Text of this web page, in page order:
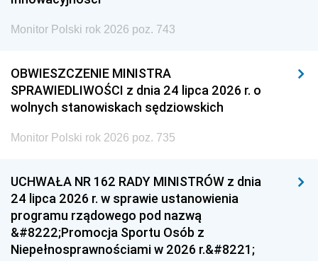
Monitor Polski rok 2026 poz. 743
OBWIESZCZENIE MINISTRA
SPRAWIEDLIWOŚCI z dnia 24 lipca 2026 r. o
wolnych stanowiskach sędziowskich
Monitor Polski rok 2026 poz. 735
UCHWAŁA NR 162 RADY MINISTRÓW z dnia
24 lipca 2026 r. w sprawie ustanowienia
programu rządowego pod nazwą
&#8222;Promocja Sportu Osób z
Niepełnosprawnościami w 2026 r.&#8221;